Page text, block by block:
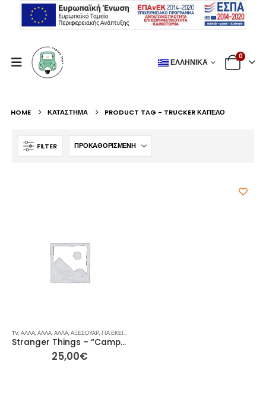
ΕΛΛΗΝΙΚΆ
0
HOME ΚΑΤΆΣΤΗΜΑ PRODUCT TAG - TRUCKER ΚΑΠΈΛΟ
FILTER
TV,ΆΛΛΑ,ΆΛΛΑ,ΆΛΛΑ,ΑΞΕΣΟΥΆΡ,ΓΙΑ ΕΚΕΊΝΟΝ / ΕΚΕΊΝΗ
Stranger Things – “Camp ‘85 Know Where” – Trucker Καπέλο
25,00€